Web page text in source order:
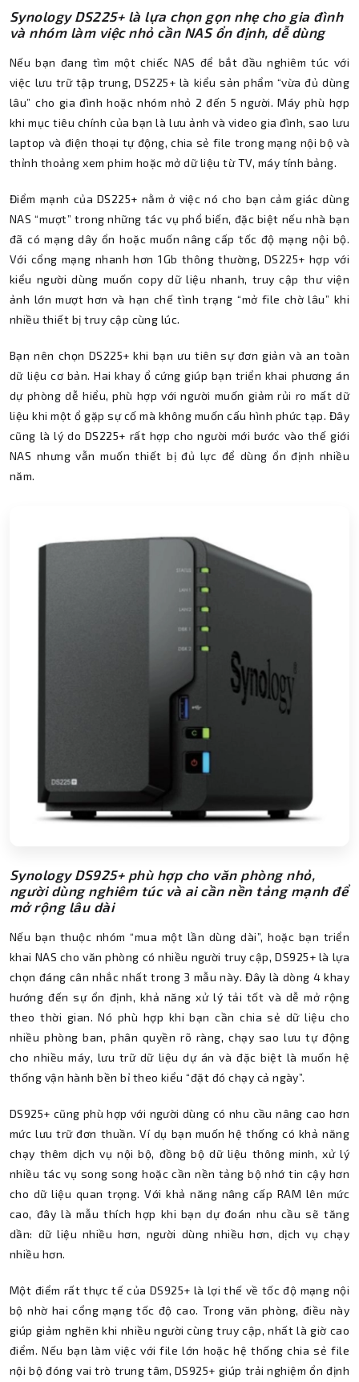
Synology DS225+ là lựa chọn gọn nhẹ cho gia đình
và nhóm làm việc nhỏ cần NAS ổn định, dễ dùng
Nếu bạn đang tìm một chiếc NAS để bắt đầu nghiêm túc với
việc lưu trữ tập trung, DS225+ là kiểu sản phẩm “vừa đủ dùng
lâu” cho gia đình hoặc nhóm nhỏ 2 đến 5 người. Máy phù hợp
khi mục tiêu chính của bạn là lưu ảnh và video gia đình, sao lưu
laptop và điện thoại tự động, chia sẻ file trong mạng nội bộ và
thỉnh thoảng xem phim hoặc mở dữ liệu từ TV, máy tính bảng.
Điểm mạnh của DS225+ nằm ở việc nó cho bạn cảm giác dùng
NAS “mượt” trong những tác vụ phổ biến, đặc biệt nếu nhà bạn
đã có mạng dây ổn hoặc muốn nâng cấp tốc độ mạng nội bộ.
Với cổng mạng nhanh hơn 1Gb thông thường, DS225+ hợp với
kiểu người dùng muốn copy dữ liệu nhanh, truy cập thư viện
ảnh lớn mượt hơn và hạn chế tình trạng “mở file chờ lâu” khi
nhiều thiết bị truy cập cùng lúc.
Bạn nên chọn DS225+ khi bạn ưu tiên sự đơn giản và an toàn
dữ liệu cơ bản. Hai khay ổ cứng giúp bạn triển khai phương án
dự phòng dễ hiểu, phù hợp với người muốn giảm rủi ro mất dữ
liệu khi một ổ gặp sự cố mà không muốn cấu hình phức tạp. Đây
cũng là lý do DS225+ rất hợp cho người mới bước vào thế giới
NAS nhưng vẫn muốn thiết bị đủ lực để dùng ổn định nhiều
năm.
Synology DS925+ phù hợp cho văn phòng nhỏ,
người dùng nghiêm túc và ai cần nền tảng mạnh để
mở rộng lâu dài
Nếu bạn thuộc nhóm “mua một lần dùng dài”, hoặc bạn triển
khai NAS cho văn phòng có nhiều người truy cập, DS925+ là lựa
chọn đáng cân nhắc nhất trong 3 mẫu này. Đây là dòng 4 khay
hướng đến sự ổn định, khả năng xử lý tải tốt và dễ mở rộng
theo thời gian. Nó phù hợp khi bạn cần chia sẻ dữ liệu cho
nhiều phòng ban, phân quyền rõ ràng, chạy sao lưu tự động
cho nhiều máy, lưu trữ dữ liệu dự án và đặc biệt là muốn hệ
thống vận hành bền bỉ theo kiểu “đặt đó chạy cả ngày”.
DS925+ cũng phù hợp với người dùng có nhu cầu nâng cao hơn
mức lưu trữ đơn thuần. Ví dụ bạn muốn hệ thống có khả năng
chạy thêm dịch vụ nội bộ, đồng bộ dữ liệu thông minh, xử lý
nhiều tác vụ song song hoặc cần nền tảng bộ nhớ tin cậy hơn
cho dữ liệu quan trọng. Với khả năng nâng cấp RAM lên mức
cao, đây là mẫu thích hợp khi bạn dự đoán nhu cầu sẽ tăng
dần: dữ liệu nhiều hơn, người dùng nhiều hơn, dịch vụ chạy
nhiều hơn.
Một điểm rất thực tế của DS925+ là lợi thế về tốc độ mạng nội
bộ nhờ hai cổng mạng tốc độ cao. Trong văn phòng, điều này
giúp giảm nghẽn khi nhiều người cùng truy cập, nhất là giờ cao
điểm. Nếu bạn làm việc với file lớn hoặc hệ thống chia sẻ file
nội bộ đóng vai trò trung tâm, DS925+ giúp trải nghiệm ổn định